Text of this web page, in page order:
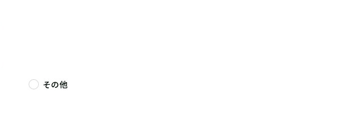
その他